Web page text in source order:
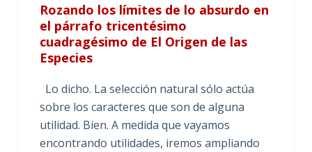
Rozando los límites de lo absurdo en
el párrafo tricentésimo
cuadragésimo de El Origen de las
Especies
Lo dicho. La selección natural sólo actúa
sobre los caracteres que son de alguna
utilidad. Bien. A medida que vayamos
encontrando utilidades, iremos ampliando